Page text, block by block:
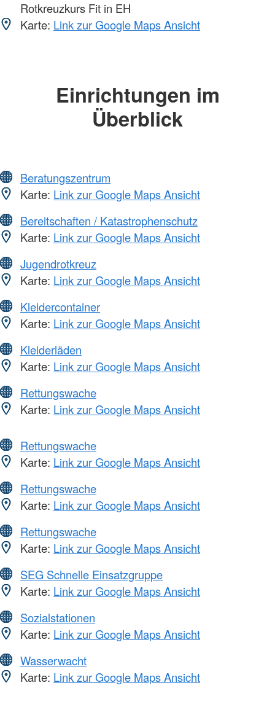
Rotkreuzkurs Fit in EH
Karte: Link zur Google Maps Ansicht
Einrichtungen im
Überblick
Beratungszentrum
Karte: Link zur Google Maps Ansicht
Bereitschaften / Katastrophenschutz
Karte: Link zur Google Maps Ansicht
Jugendrotkreuz
Karte: Link zur Google Maps Ansicht
Kleidercontainer
Karte: Link zur Google Maps Ansicht
Kleiderläden
Karte: Link zur Google Maps Ansicht
Rettungswache
Karte: Link zur Google Maps Ansicht
Rettungswache
Karte: Link zur Google Maps Ansicht
Rettungswache
Karte: Link zur Google Maps Ansicht
Rettungswache
Karte: Link zur Google Maps Ansicht
SEG Schnelle Einsatzgruppe
Karte: Link zur Google Maps Ansicht
Sozialstationen
Karte: Link zur Google Maps Ansicht
Wasserwacht
Karte: Link zur Google Maps Ansicht